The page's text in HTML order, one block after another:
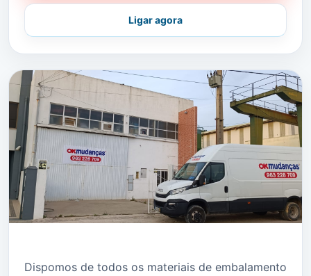
Ligar agora
Dispomos de todos os materiais de embalamento